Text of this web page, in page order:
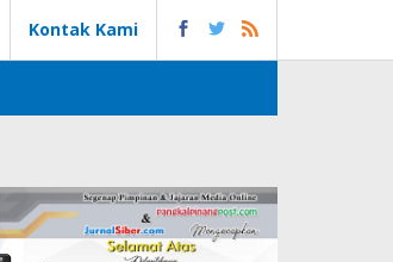
Kontak Kami